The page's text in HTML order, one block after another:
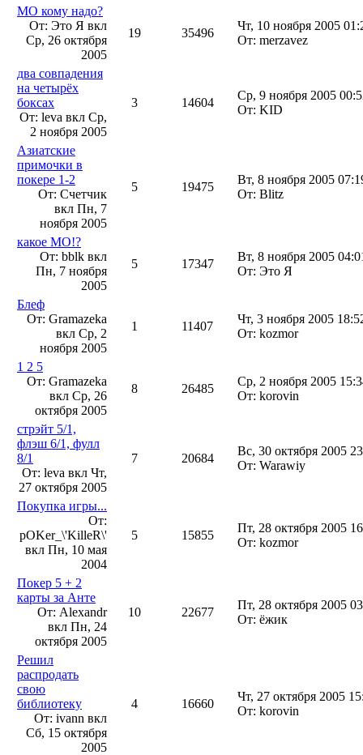
МО кому надо?
От: Это Я вкл
Ср, 26 октября
2005
19 35496
Чт, 10 ноября 2005
От: merzavez
два совпадения
на четырёх
боксах
От: leva вкл Ср,
2 ноября 2005
3 14604
Ср, 9 ноября 2005
От: KID
Азиатские
примочки в
покере 1-2
От: Счетчик
вкл Пн, 7
ноября 2005
5 19475
Вт, 8 ноября 2005
От: Blitz
какое МО!?
От: bblk вкл
Пн, 7 ноября
2005
5 17347
Вт, 8 ноября 2005
От: Это Я
Блеф
От: Gramazeka
вкл Ср, 2
ноября 2005
1 11407
Чт, 3 ноября 2005
От: kozmor
1 2 5
От: Gramazeka
вкл Ср, 26
октября 2005
8 26485
Ср, 2 ноября 2005
От: korovin
стрэйт 5/1,
флэш 6/1, фулл
8/1
От: leva вкл Чт,
27 октября 2005
7 20684
Вс, 30 октября 2005
От: Warawiy
Покупка игры...
От:
pOKer_\'KilleR\'
вкл Пн, 10 мая
2004
5 15855
Пт, 28 октября 2005
От: kozmor
Покер 5 + 2
карты за Анте
От: Alexandr
вкл Пн, 24
октября 2005
10 22677
Пт, 28 октября 2005
От: ёжик
Решил
распродать
свою
библиотеку
От: ivann вкл
Сб, 15 октября
2005
4 16660
Чт, 27 октября 2005
От: korovin